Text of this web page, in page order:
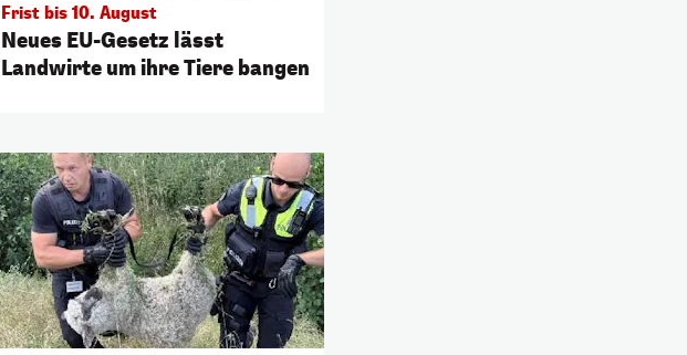
Frist bis 10. August
Neues EU-Gesetz lässt
Landwirte um ihre Tiere bangen